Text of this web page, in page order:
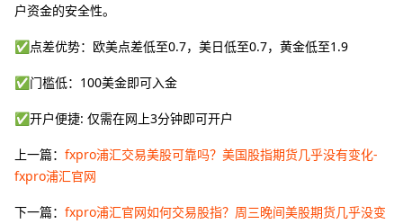
户资金的安全性。
✅点差优势：欧美点差低至0.7，美日低至0.7，黄金低至1.9
✅门槛低：100美金即可入金
✅开户便捷: 仅需在网上3分钟即可开户
上一篇： fxpro浦汇交易美股可靠吗？美国股指期货几乎没有变化-
fxpro浦汇官网
下一篇： fxpro浦汇官网如何交易股指？周三晚间美股期货几乎没变